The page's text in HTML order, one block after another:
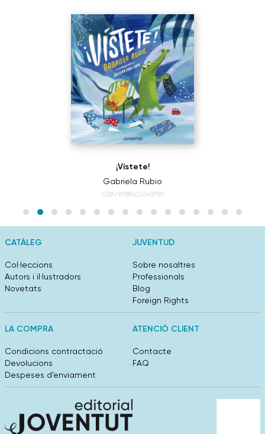
¡Vístete!
Gabriela Rubio
ISBN:9788426149787
CATÀLEG
Col·leccions
Autors i il·lustradors
Novetats
JUVENTUD
Sobre nosaltres
Professionals
Blog
Foreign Rights
LA COMPRA
Condicions contractació
Devolucions
Despeses d’enviament
ATENCIÓ CLIENT
Contacte
FAQ